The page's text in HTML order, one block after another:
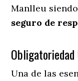
Manlleu
seguro de
Una de las